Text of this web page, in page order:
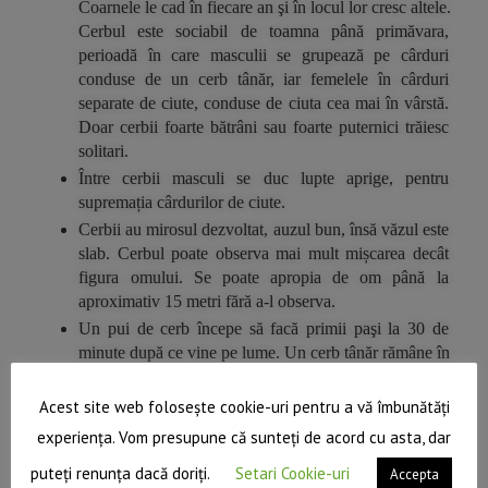
Coarnele le cad în fiecare an şi în locul lor cresc altele.
Cerbul este sociabil de toamna până primăvara,
perioadă în care masculii se grupează pe cârduri
conduse de un cerb tânăr, iar femelele în cârduri
separate de ciute, conduse de ciuta cea mai în vârstă.
Doar cerbii foarte bătrâni sau foarte puternici trăiesc
solitari.
Între cerbii masculi se duc lupte aprige, pentru
supremația cârdurilor de ciute.
Cerbii au mirosul dezvoltat, auzul bun, însă văzul este
slab. Cerbul poate observa mai mult mișcarea decât
figura omului. Se poate apropia de om până la
aproximativ 15 metri fără a-l observa.
Un pui de cerb începe să facă primii paşi la 30 de
minute după ce vine pe lume. Un cerb tânăr rămâne în
Acest site web folosește cookie-uri pentru a vă îmbunătăți
experiența. Vom presupune că sunteți de acord cu asta, dar
puteți renunța dacă doriți.
Setari Cookie-uri Accepta